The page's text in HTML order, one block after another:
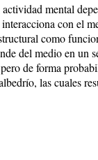
mental
con el
como
del medio en un
de forma
las cuales